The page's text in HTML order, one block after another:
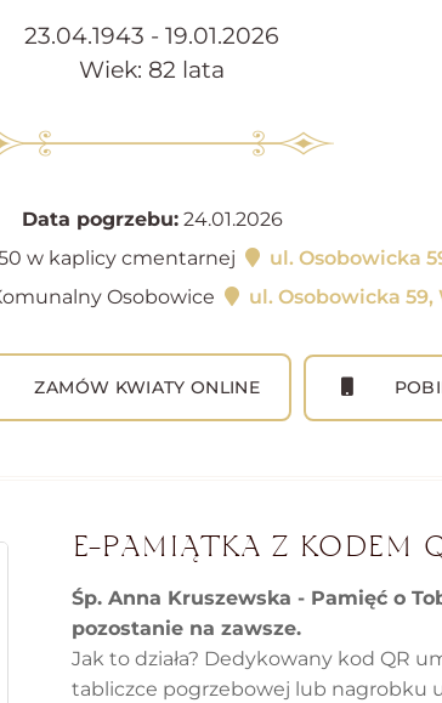
23.04.1943 - 19.01.2026
Wiek: 82 lata
Data pogrzebu:24.01.2026
w kaplicy cmentarnej
ul. Osobowicka
Osobowice ul. Osobowicka 59,
ZAMÓW KWIATY ONLINE
E-PAMIĄTKA Z KODEM
Śp. Anna Kruszewska - Pamięć o
pozostanie na zawsze.
Jak to działa? Dedykowany kod QR
tabliczce pogrzebowej lub nagrobku